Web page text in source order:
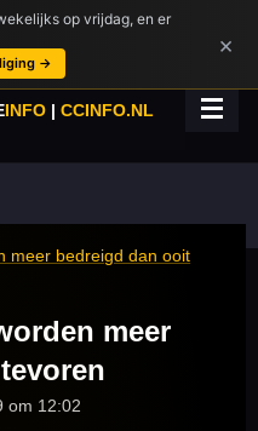
INFO | CCINFO.NL
meer bedreigd dan ooit
meer
om 12:02
op vrijdag, en er
→
×